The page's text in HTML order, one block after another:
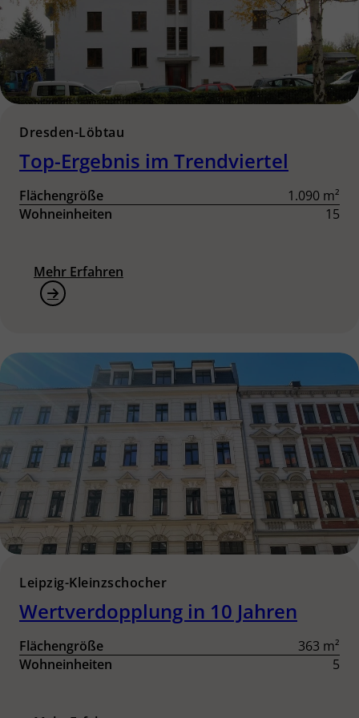
Dresden-Löbtau
Top-Ergebnis im Trendviertel
Flächengröße
1.090 m²
Wohneinheiten
15
Mehr Erfahren
Leipzig-Kleinzschocher
Wertverdopplung in 10 Jahren
Flächengröße
363 m²
Wohneinheiten
5